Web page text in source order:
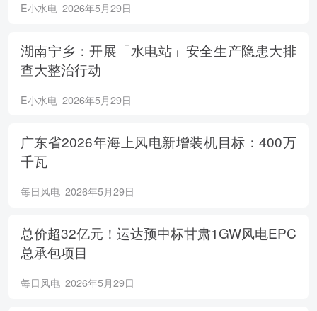
E小水电 2026年5月29日
湖南宁乡：开展「水电站」安全生产隐患大排
查大整治行动
E小水电 2026年5月29日
广东省2026年海上风电新增装机目标：400万
千瓦
每日风电 2026年5月29日
总价超32亿元！运达预中标甘肃1GW风电EPC
总承包项目
每日风电 2026年5月29日